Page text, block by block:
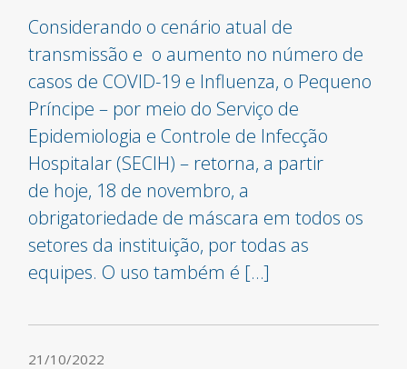
Considerando o cenário atual de
transmissão e o aumento no número de
casos de COVID-19 e Influenza, o Pequeno
Príncipe – por meio do Serviço de
Epidemiologia e Controle de Infecção
Hospitalar (SECIH) – retorna, a partir
de hoje, 18 de novembro, a
obrigatoriedade de máscara em todos os
setores da instituição, por todas as
equipes. O uso também é […]
21/10/2022